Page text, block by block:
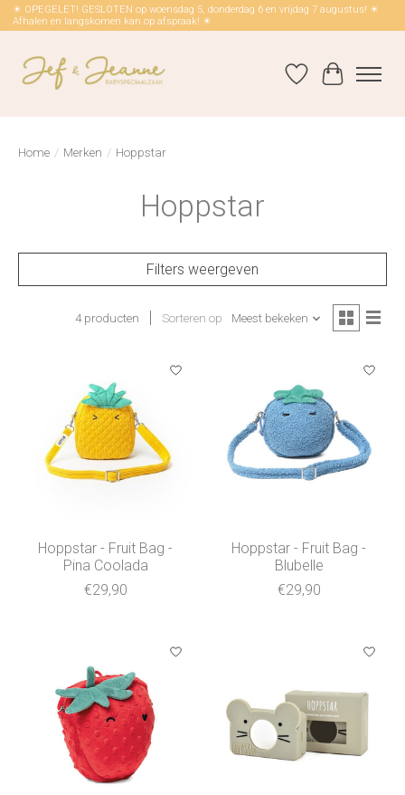
☀ OPEGELET! GESLOTEN op woensdag 5, donderdag 6 en vrijdag 7 augustus! ☀
Afhalen en langskomen kan op afspraak! ☀
Verlanglijst
Home / Merken / Hoppstar
Hoppstar
Filters weergeven
4 producten Sorteren op Meest bekeken
Hoppstar - Fruit Bag -
Pina Coolada
€29,90
Hoppstar - Fruit Bag -
Blubelle
€29,90